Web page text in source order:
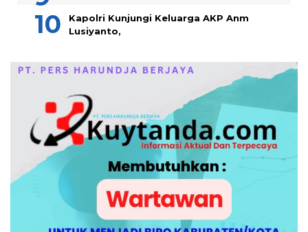
Kapolri Kunjungi Keluarga AKP Anm
Lusiyanto,